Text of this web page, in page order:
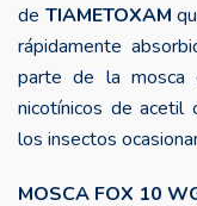
de TIAMETOXAM
rápidamente
parte de la mosca
nicotínicos de acetil
los insectos
MOSCA FOX 10